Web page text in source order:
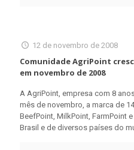
12 de novembro de 2008
Comunidade AgriPoint
em novembro de 2008
A AgriPoint, empresa com 8
mês de novembro, a marca de
BeefPoint, MilkPoint, FarmPoint
Brasil e de diversos países do